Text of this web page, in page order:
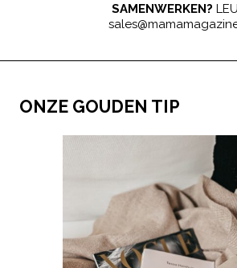
SAMENWERKEN?
ONZE GOUDEN TIP